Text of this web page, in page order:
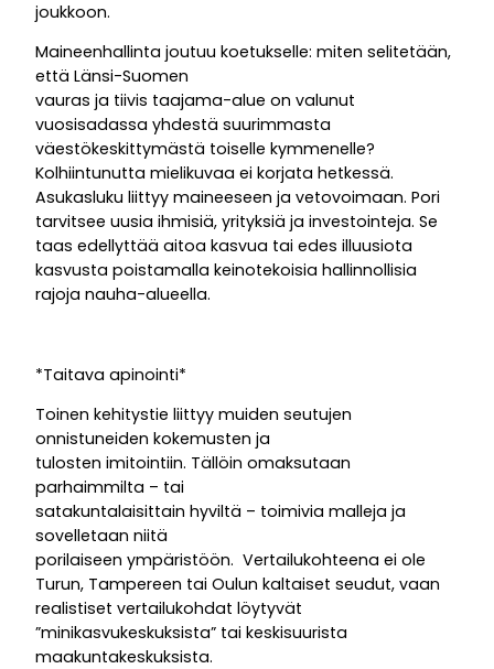
joukkoon.
Maineenhallinta joutuu koetukselle: miten selitetään,
että Länsi-Suomen
vauras ja tiivis taajama-alue on valunut
vuosisadassa yhdestä suurimmasta
väestökeskittymästä toiselle kymmenelle?
Kolhiintunutta mielikuvaa ei korjata hetkessä.
Asukasluku liittyy maineeseen ja vetovoimaan. Pori
tarvitsee uusia ihmisiä, yrityksiä ja investointeja. Se
taas edellyttää aitoa kasvua tai edes illuusiota
kasvusta poistamalla keinotekoisia hallinnollisia
rajoja nauha-alueella.
*Taitava apinointi*
Toinen kehitystie liittyy muiden seutujen
onnistuneiden kokemusten ja
tulosten imitointiin. Tällöin omaksutaan
parhaimmilta – tai
satakuntalaisittain hyviltä – toimivia malleja ja
sovelletaan niitä
porilaiseen ympäristöön. Vertailukohteena ei ole
Turun, Tampereen tai Oulun kaltaiset seudut, vaan
realistiset vertailukohdat löytyvät
”minikasvukeskuksista” tai keskisuurista
maakuntakeskuksista.